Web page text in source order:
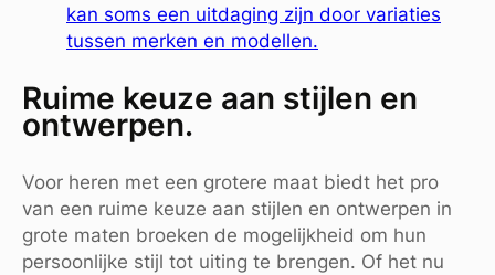
kan soms een uitdaging zijn door variaties
tussen merken en modellen.
Ruime keuze aan stijlen en
ontwerpen.
Voor heren met een grotere maat biedt het pro
van een ruime keuze aan stijlen en ontwerpen in
grote maten broeken de mogelijkheid om hun
persoonlijke stijl tot uiting te brengen. Of het nu